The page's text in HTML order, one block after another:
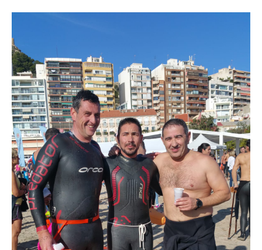
Medio Ambiente
Especiales
Política
Galerías